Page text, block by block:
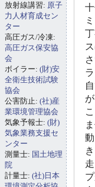
放射線講習: 原子
力人材育成セン
ター
高圧ガス/冷凍:
高圧ガス保安協
会
ボイラー: (財)安
全衛生技術試験
協会
公害防止: (社)産
業環境管理協会
気象予報士: (財)
気象業務支援セ
ンター
測量士: 国土地理
院
計量士: (社)日本